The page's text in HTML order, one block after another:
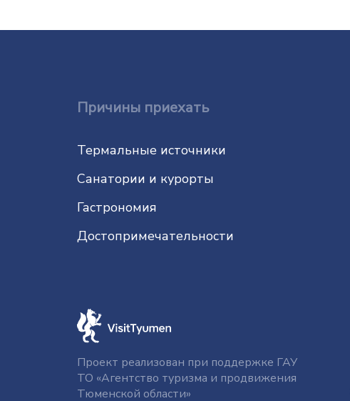
Причины приехать
Термальные источники
Санатории и курорты
Гастрономия
До­сто­при­ме­ча­тель­нос­ти
Проект реализован при поддержке ГАУ
ТО «Агентство туризма и продвижения
Тюменской области»